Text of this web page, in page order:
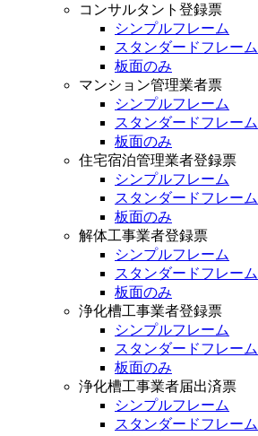
コンサルタント登録票
シンプルフレーム
スタンダードフレーム
板面のみ
マンション管理業者票
シンプルフレーム
スタンダードフレーム
板面のみ
住宅宿泊管理業者登録票
シンプルフレーム
スタンダードフレーム
板面のみ
解体工事業者登録票
シンプルフレーム
スタンダードフレーム
板面のみ
浄化槽工事業者登録票
シンプルフレーム
スタンダードフレーム
板面のみ
浄化槽工事業者届出済票
シンプルフレーム
スタンダードフレーム